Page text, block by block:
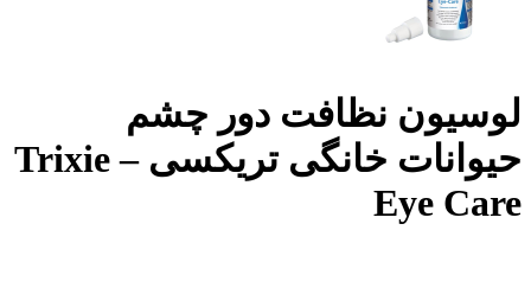
لوسیون نظافت دور چشم
حیوانات خانگی تریکسی – Trixie
Eye Care